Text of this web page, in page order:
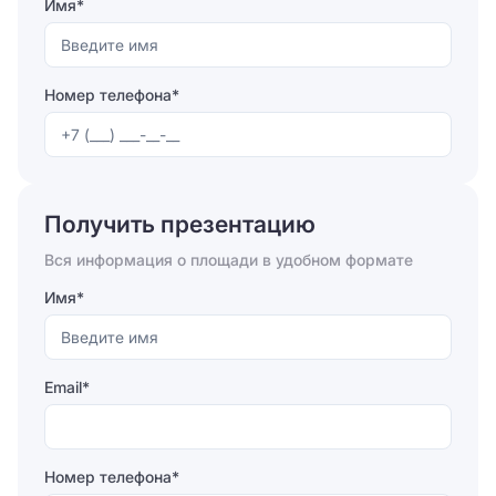
Центр на Ленина» предусмотрен конференц-зал,
оснащенный современным мультимедийным
оборудованием. Также окружающая инфраструктура
включает в себя ресторан и кафе, где арендаторы
могут провести свой обеденный перерыв или
неформальную встречу с клиентами.
Имя*
Номер телефона*
Отправить
Получить презентацию
Вся информация о площади в удобном формате
Имя*
Email*
Номер телефона*